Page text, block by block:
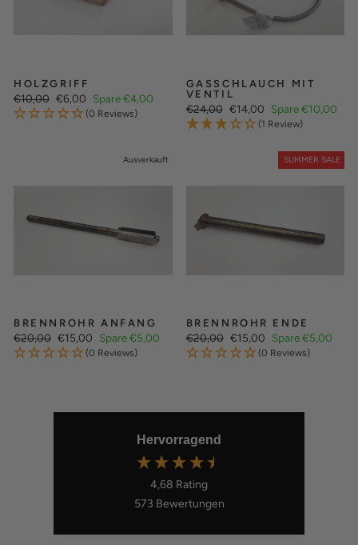
HOLZGRIFF
Normaler
Preis
€10,00 Sonderpreis
€6,00 Spare €4,00
(0 Reviews)
GASSCHLAUCH MIT
VENTIL
Normaler
Preis
€24,00 Sonderpreis
€14,00 Spare €10,00
(1 Review)
Ausverkauft
BRENNROHR ANFANG
Normaler
Preis
€20,00 Sonderpreis
€15,00 Spare €5,00
(0 Reviews)
SUMMER SALE
BRENNROHR ENDE
Normaler
Preis
€20,00 Sonderpreis
€15,00 Spare €5,00
(0 Reviews)
Hervorragend
4,68 Rating
573 Bewertungen